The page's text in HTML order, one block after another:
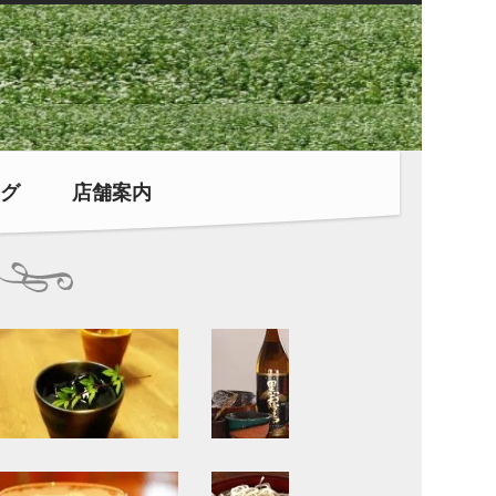
店舗案内